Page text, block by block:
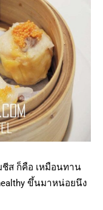
ส ก็คือ เหมือนทาน
ขึ้นมาหน่อยนึง